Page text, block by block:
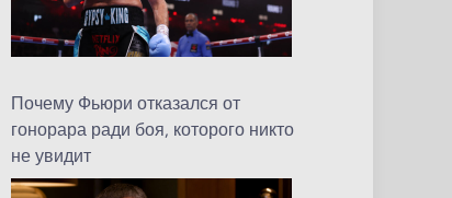
Почему Фьюри отказался от
гонорара ради боя, которого никто
не увидит